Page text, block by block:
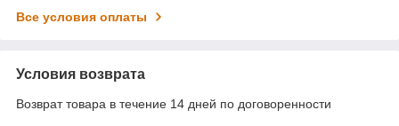
Все условия оплаты
Условия возврата
Возврат товара в течение 14 дней по договоренности